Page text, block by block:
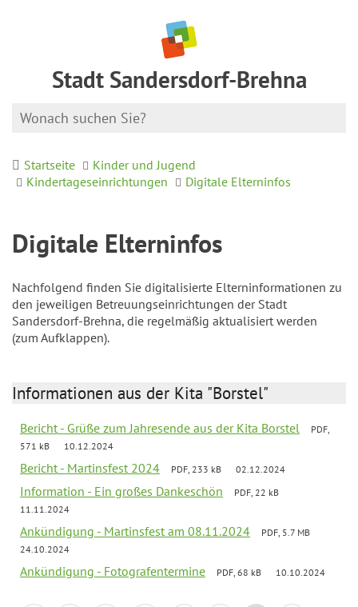
Stadt Sandersdorf-Brehna
Startseite
Kinder und Jugend
Kindertageseinrichtungen
Digitale Elterninfos
Digitale Elterninfos
Nachfolgend finden Sie digitalisierte Elterninformationen zu
den jeweiligen Betreuungseinrichtungen der Stadt
Sandersdorf-Brehna, die regelmäßig aktualisiert werden
(zum Aufklappen).
Informationen aus der Kita "Borstel"
Bericht - Grüße zum Jahresende aus der Kita Borstel
PDF,
571 kB
10.12.2024
Bericht - Martinsfest 2024 PDF, 233 kB 02.12.2024
Information - Ein großes Dankeschön
PDF, 22 kB
11.11.2024
Ankündigung - Martinsfest am 08.11.2024
PDF, 5.7 MB
24.10.2024
Ankündigung - Fotografentermine PDF, 68 kB 10.10.2024